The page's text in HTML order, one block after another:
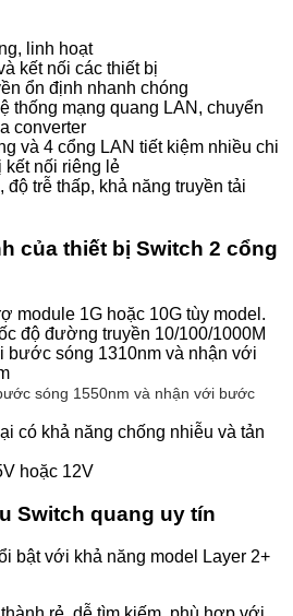
linh hoạt
kết nối các thiết bị
ổn định nhanh chóng
thống mạng quang LAN, chuyển
converter
và 4 cổng LAN tiết kiệm nhiều chi
kết nối riêng lẻ
độ trễ thấp, khả năng truyền tải
của thiết bị Switch 2 cổng
module 1G hoặc 10G tùy model.
độ đường truyền 10/100/1000M
bước sóng 1310nm và nhận với
sóng 1550nm và nhận với bước
có khả năng chống nhiễu và tản
hoặc 12V
Switch quang uy tín
bật với khả năng model Layer 2+